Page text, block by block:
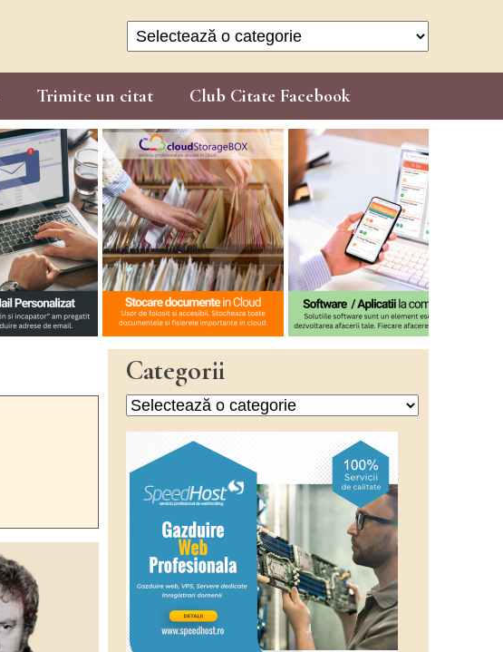
Categorii
Trimite un citat Club Citate Facebook
Categorii
Categorii